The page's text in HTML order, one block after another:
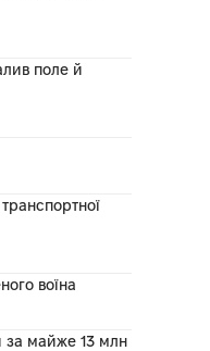
поле й
воїна
за майже 13 млн